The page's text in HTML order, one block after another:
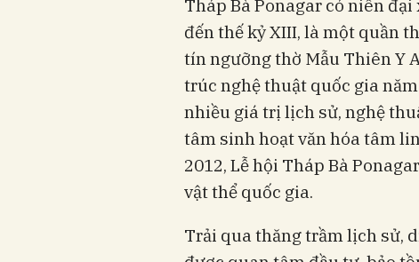
Tháp Bà Ponagar có niên
đến thế kỷ XIII, là một quần
tín ngưỡng thờ Mẫu Thiên Y
trúc nghệ thuật quốc gia
nhiều giá trị lịch sử, nghệ
tâm sinh hoạt văn hóa tâm
2012, Lễ hội Tháp Bà
vật thể quốc gia.
Trải qua thăng trầm lịch sử,